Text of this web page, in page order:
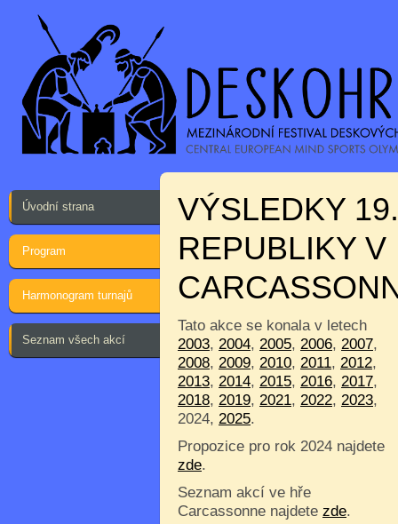
Úvodní strana
Program
Harmonogram turnajů
Seznam všech akcí
VÝSLEDKY
REPUBLIKY V
Tato akce se konala v letech
2003, 2004, 2005, 2006, 2007,
2008, 2009, 2010, 2011, 2012,
2013, 2014, 2015, 2016, 2017,
2018, 2019, 2021, 2022, 2023,
2024, 2025.
Propozice pro rok 2024 najdete
zde.
Seznam akcí ve hře
Carcassonne najdete zde.